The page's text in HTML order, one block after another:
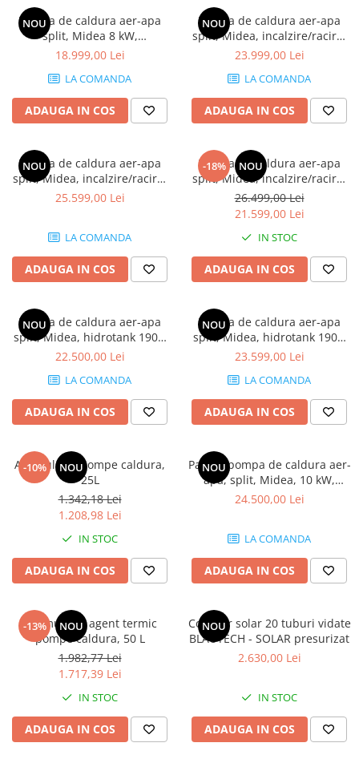
menajera
Boilere electrice
Boilere termoelectrice
Boilere indirecte cu serpentina
Boilere solare indirecte (cu
serpentina)
Boilere pentru pompe de caldura
Accesorii boilere
Incalzire in pardoseala
Tevi si fitinguri PPR
Fitinguri alama
Robineti
Robineti de trecere pentru apa
Robineti coltari pentru apa
Robineti pentru gaz
Robineti radiator
Robineti tip fluture
Pompe
Pompe de circulatie
Accesorii pompe
Vase de expansiune pentru
incalzire
Vase de expansiune pentru
instalatii sanitare
Vas de expansiune pentru hidrofor
Accesorii montaj vase de
expansiune
NOU
Pompa de caldura aer-apa
split, Midea 8 kW,
incalzire/racire, monofazata
18.999,00 Lei
LA COMANDA
ADAUGA IN COS
NOU
Pompa de caldura aer-apa
split, Midea, incalzire/racire,
12 kW, 220V
23.999,00 Lei
LA COMANDA
ADAUGA IN COS
NOU
Pompa de caldura aer-apa
split, Midea, incalzire/racire,
12 kW, 380V, trifazata
25.599,00 Lei
LA COMANDA
ADAUGA IN COS
-18% NOU
Pompa de caldura aer-apa
split, Midea, incalzire/racire,
14 kW, 380V, trifazata
26.499,00 Lei
21.599,00 Lei
IN STOC
ADAUGA IN COS
NOU
Pompa de caldura aer-apa
split, Midea, hidrotank 190L,
incalzire/racire, 6 kW, 220V,
22.500,00 Lei
LA COMANDA
ADAUGA IN COS
NOU
Pompa de caldura aer-apa
split, Midea, hidrotank 190L,
incalzire/racire, 10 kW, 220V,
23.599,00 Lei
LA COMANDA
ADAUGA IN COS
-10% NOU
Acumulator pompe caldura,
25L
1.342,18 Lei
1.208,98 Lei
IN STOC
ADAUGA IN COS
NOU
Pachet pompa de caldura aer-
apa, split, Midea, 10 kW,
incalzire/racire/ACM, tip
24.500,00 Lei
LA COMANDA
ADAUGA IN COS
-13% NOU
Acumulator agent termic
pompe caldura, 50 L
1.982,77 Lei
1.717,39 Lei
IN STOC
ADAUGA IN COS
NOU
Colector solar 20 tuburi vidate
BLAUTECH - SOLAR presurizat
2.630,00 Lei
IN STOC
ADAUGA IN COS